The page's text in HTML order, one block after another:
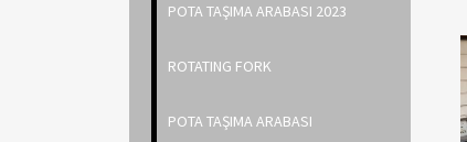
POTA TAŞIMA ARABASI 2023
ROTATING FORK
POTA TAŞIMA ARABASI